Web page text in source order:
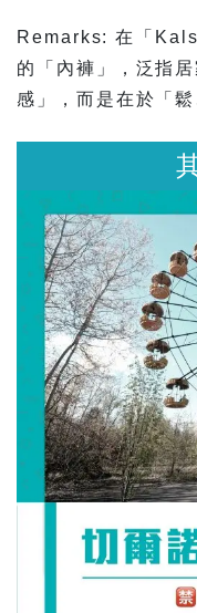
Remarks: 在「
的「內褲」，泛指
感」，而是在於「